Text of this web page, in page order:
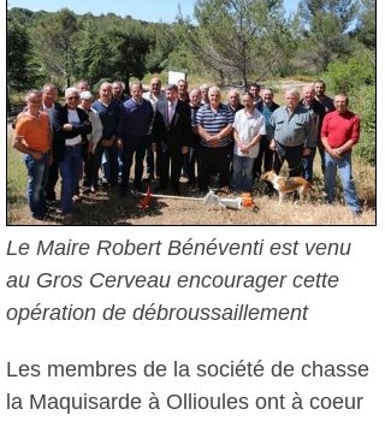
Le Maire Robert Bénéventi est venu
au Gros Cerveau encourager cette
opération de débroussaillement
Les membres de la société de chasse
la Maquisarde à Ollioules ont à coeur